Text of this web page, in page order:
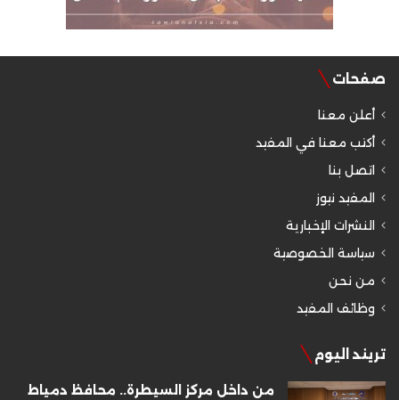
صفحات
أعلن معنا
أكتب معنا في المفيد
اتصل بنا
المفيد نيوز
النشرات الإخبارية
سياسة الخصوصية
من نحن
وظائف المفيد
تريند اليوم
من داخل مركز السيطرة.. محافظ دمياط